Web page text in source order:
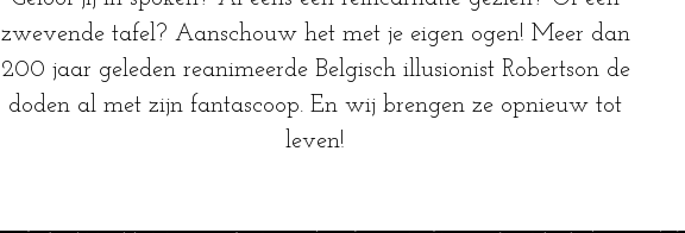
zwevende tafel? Aanschouw het met je eigen ogen! Meer dan
200 jaar geleden reanimeerde Belgisch illusionist Robertson de
doden al met zijn fantascoop. En wij brengen ze opnieuw tot
leven!